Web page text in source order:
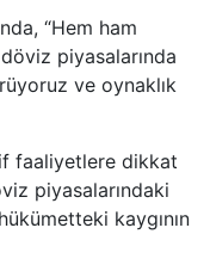
“Hem ham
piyasalarında
ve oynaklık
faaliyetlere dikkat
piyasalarındaki
kaygının